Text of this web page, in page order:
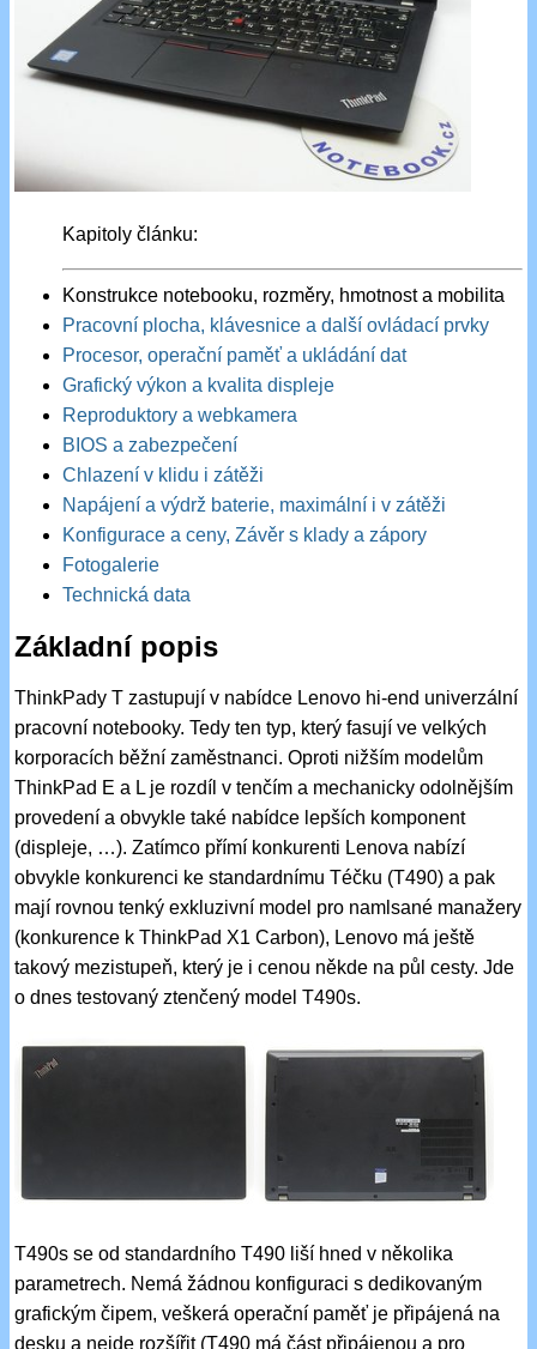
Kapitoly článku:
Konstrukce notebooku, rozměry, hmotnost a mobilita
Pracovní plocha, klávesnice a další ovládací prvky
Procesor, operační paměť a ukládání dat
Grafický výkon a kvalita displeje
Reproduktory a webkamera
BIOS a zabezpečení
Chlazení v klidu i zátěži
Napájení a výdrž baterie, maximální i v zátěži
Konfigurace a ceny, Závěr s klady a zápory
Fotogalerie
Technická data
Základní popis
ThinkPady T zastupují v nabídce Lenovo hi-end univerzální
pracovní notebooky. Tedy ten typ, který fasují ve velkých
korporacích běžní zaměstnanci. Oproti nižším modelům
ThinkPad E a L je rozdíl v tenčím a mechanicky odolnějším
provedení a obvykle také nabídce lepších komponent
(displeje, …). Zatímco přímí konkurenti Lenova nabízí
obvykle konkurenci ke standardnímu Téčku (T490) a pak
mají rovnou tenký exkluzivní model pro namlsané manažery
(konkurence k ThinkPad X1 Carbon), Lenovo má ještě
takový mezistupeň, který je i cenou někde na půl cesty. Jde
o dnes testovaný ztenčený model T490s.
T490s se od standardního T490 liší hned v několika
parametrech. Nemá žádnou konfiguraci s dedikovaným
grafickým čipem, veškerá operační paměť je připájená na
desku a nejde rozšířit (T490 má část připájenou a pro